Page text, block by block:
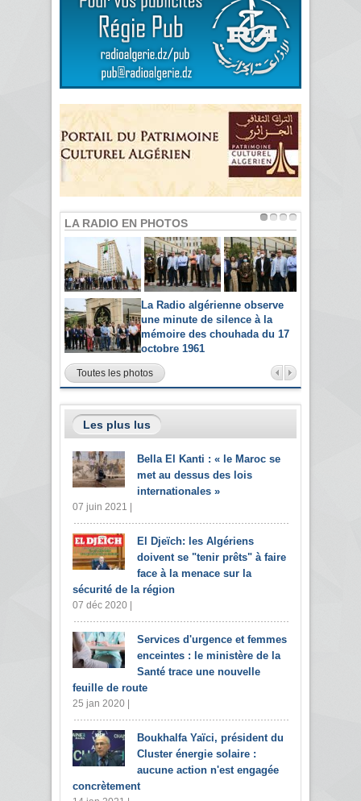
LA RADIO EN PHOTOS
La Radio algérienne observe
une minute de silence à la
mémoire des chouhada du 17
octobre 1961
Toutes les photos
Les plus lus
Bella El Kanti : « le Maroc se
met au dessus des lois
internationales »
07 juin 2021 |
El Djeïch: les Algériens
doivent se "tenir prêts" à faire
face à la menace sur la
sécurité de la région
07 déc 2020 |
Services d'urgence et femmes
enceintes : le ministère de la
Santé trace une nouvelle
feuille de route
25 jan 2020 |
Boukhalfa Yaïci, président du
Cluster énergie solaire :
aucune action n'est engagée
concrètement